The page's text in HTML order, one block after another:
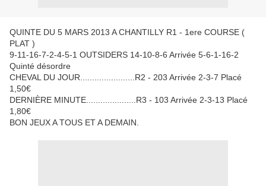
QUINTE DU 5 MARS 2013 A CHANTILLY R1 - 1ere COURSE (
PLAT )
9-11-16-7-2-4-5-1 OUTSIDERS 14-10-8-6 Arrivée 5-6-1-16-2
Quinté désordre
CHEVAL DU JOUR.......................R2 - 203 Arrivée 2-3-7 Placé
1,50€
DERNIÈRE MINUTE.....................R3 - 103 Arrivée 2-3-13 Placé
1,80€
BON JEUX A TOUS ET A DEMAIN.